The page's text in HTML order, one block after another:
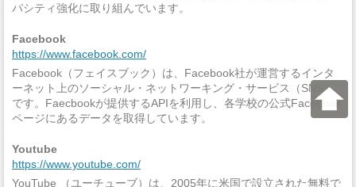
パシティ強化に取り組んでいます。
Facebook
https://www.facebook.com/
Facebook（フェイスブック）は、Facebook社が運営するインタ
ーネット上のソーシャル・ネットワーキング・サービス（SNS）
です。Faecbookが提供するAPIを利用し、各学校の公式Facebook
ページにあるデータを取得しています。
Youtube
https://www.youtube.com/
YouTube （ユーチューブ）は、2005年に米国で設立された無料で